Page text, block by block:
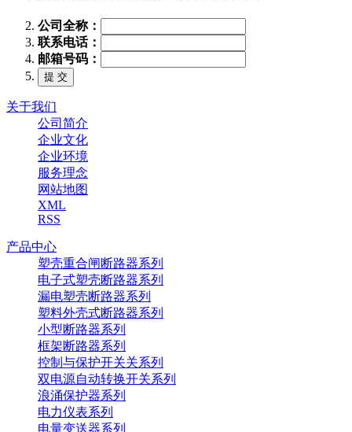
公司全称：
联系电话：
邮箱号码：
关于我们
公司简介
企业文化
企业环境
服务理念
网站地图
XML
RSS
产品中心
塑壳重合闸断路器系列
电子式塑壳断路器系列
漏电塑壳断路器系列
塑料外壳式断路器系列
小型断路器系列
框架断路器系列
控制与保护开关关系列
双电源自动转换开关系列
浪涌保护器系列
电力仪表系列
电量变送器系列